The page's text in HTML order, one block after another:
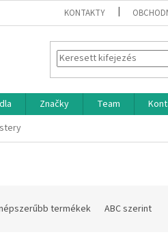
KONTAKTY
Značky Team
termékek ABC szerint